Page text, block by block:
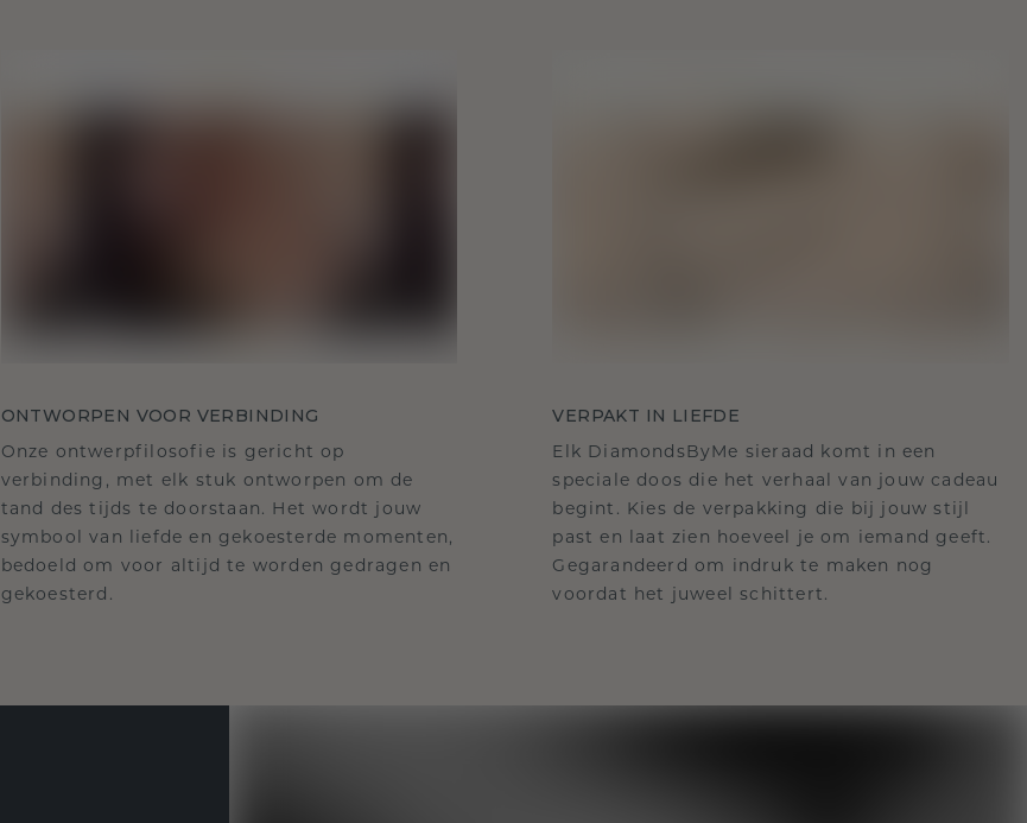
ONTWORPEN VOOR VERBINDING
Onze ontwerpfilosofie is gericht op
verbinding, met elk stuk ontworpen om de
tand des tijds te doorstaan. Het wordt jouw
symbool van liefde en gekoesterde momenten,
bedoeld om voor altijd te worden gedragen en
gekoesterd.
VERPAKT IN LIEFDE
Elk DiamondsByMe sieraad komt in een
speciale doos die het verhaal van jouw cadeau
begint. Kies de verpakking die bij jouw stijl
past en laat zien hoeveel je om iemand geeft.
Gegarandeerd om indruk te maken nog
voordat het juweel schittert.